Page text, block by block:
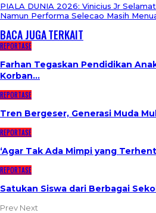
PIALA DUNIA 2026: Vinicius Jr
Namun Performa Selecao Masih
BACA JUGATERKAIT
REPORTASE
Farhan Tegaskan Pendidikan
Korban…
REPORTASE
Tren Bergeser, Generasi Muda
REPORTASE
‘Agar Tak Ada Mimpi yang
REPORTASE
Satukan Siswa dari Berbagai
Prev Next